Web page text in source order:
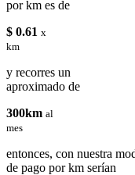
por km es de
$ 0.61 x
km
y recorres un
aproximado de
300km al
mes
entonces, con nuestra
de pago por km serían